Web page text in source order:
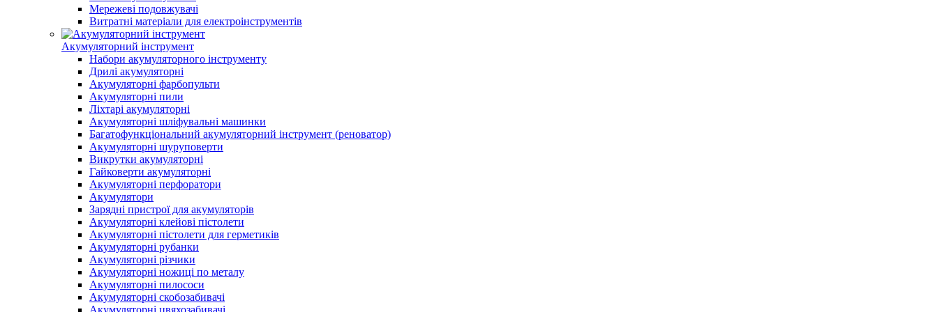
Мережеві подовжувачі
Витратні матеріали для електроінструментів
Акумуляторний інструмент
Набори акумуляторного інструменту
Дрилі акумуляторні
Акумуляторні фарбопульти
Акумуляторні пили
Ліхтарі акумуляторні
Акумуляторні шліфувальні машинки
Багатофункціональний акумуляторний інструмент (реноватор)
Акумуляторні шуруповерти
Викрутки акумуляторні
Гайковерти акумуляторні
Акумуляторні перфоратори
Акумулятори
Зарядні пристрої для акумуляторів
Акумуляторні клейові пістолети
Акумуляторні пістолети для герметиків
Акумуляторні рубанки
Акумуляторні різчики
Акумуляторні ножиці по металу
Акумуляторні пилососи
Акумуляторні скобозабивачі
Акумуляторні цвяхозабивачі